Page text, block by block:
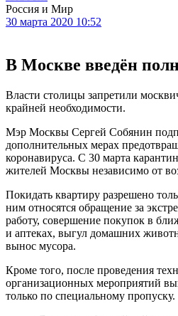
Россия и Мир
30 марта 2020 10:52
В Москве введён
Власти столицы запретили
крайней необходимости.
Мэр Москвы Сергей Собянин
дополнительных мерах
коронавируса. С 30 марта
жителей Москвы независимо от
Покидать квартиру разрешено
ним относятся обращение за
работу, совершение покупок в
и аптеках, выгул домашних
вынос мусора.
Кроме того, после проведения
организационных мероприятий
только по специальному пропуску.